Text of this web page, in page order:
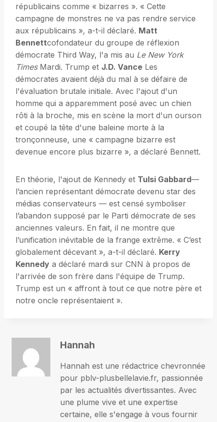
républicains comme « bizarres ». « Cette
campagne de monstres ne va pas rendre service
aux républicains », a-t-il déclaré. Matt
Bennettcofondateur du groupe de réflexion
démocrate Third Way, l'a mis au Le New York
TimesMardi. Trump et J.D. Vance Les
démocrates avaient déjà du mal à se défaire de
l'évaluation brutale initiale. Avec l'ajout d'un
homme qui a apparemment posé avec un chien
rôti à la broche, mis en scène la mort d'un ourson
et coupé la tête d'une baleine morte à la
tronçonneuse, une « campagne bizarre est
devenue encore plus bizarre », a déclaré Bennett.
En théorie, l'ajout de Kennedy et Tulsi Gabbard—
l’ancien représentant démocrate devenu star des
médias conservateurs — est censé symboliser
l’abandon supposé par le Parti démocrate de ses
anciennes valeurs. En fait, il ne montre que
l’unification inévitable de la frange extrême. « C’est
globalement décevant », a-t-il déclaré. Kerry
Kennedy a déclaré mardi sur CNN à propos de
l'arrivée de son frère dans l'équipe de Trump.
Trump est un « affront à tout ce que notre père et
notre oncle représentaient ».
Hannah
Hannah est une rédactrice chevronnée
pour pblv-plusbellelavie.fr, passionnée
par les actualités divertissantes. Avec
une plume vive et une expertise
certaine, elle s'engage à vous fournir